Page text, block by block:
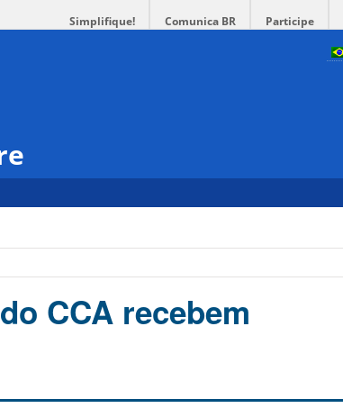
Simplifique! Comunica BR Participe
CCA recebem